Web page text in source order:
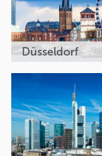
Düsseldorf